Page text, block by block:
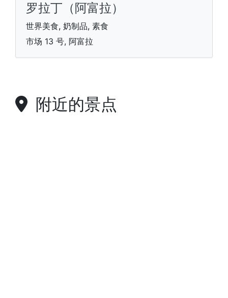
罗拉丁（阿富拉）
世界美食, 奶制品, 素食
市场 13 号, 阿富拉
附近的景点